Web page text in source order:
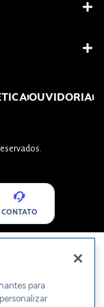
OUVIDORIA
CONTATO
para